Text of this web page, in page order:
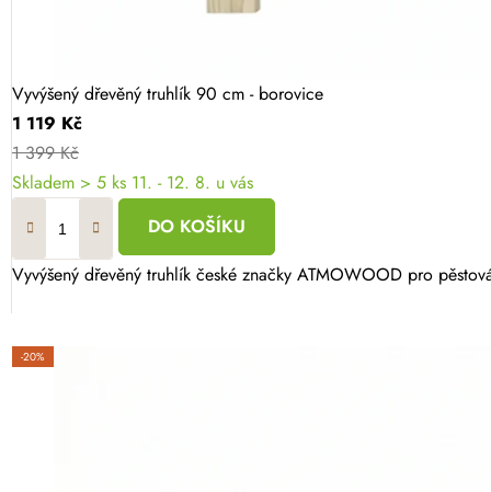
Vyvýšený dřevěný truhlík 90 cm - borovice
1 119 Kč
1 399 Kč
Skladem > 5 ks 11. - 12. 8. u vás
DO KOŠÍKU
Vyvýšený dřevěný truhlík české značky ATMOWOOD pro
-20%